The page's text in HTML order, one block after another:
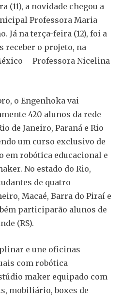
(11), a novidade chegou a
Professora Maria
Já na terça-feira (12), foi a
receber o projeto, na
– Professora Nicelina
o Engenhoka vai
420 alunos da rede
de Janeiro, Paraná e Rio
um curso exclusivo de
em robótica educacional e
No estado do Rio,
de quatro
Macaé, Barra do Piraí e
participarão alunos de
(RS).
e une oficinas
com robótica
maker equipado com
mobiliário, boxes de